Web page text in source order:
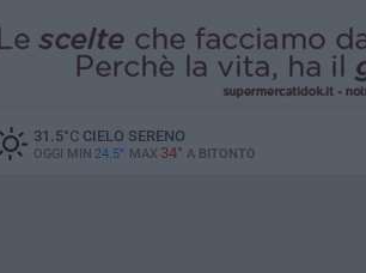
31.5°CCIELO SERENO
OGGI MIN 24.5° MAX 34° A BITONTO